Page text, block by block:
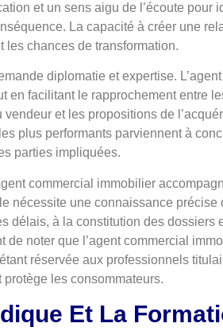
et un sens aigu de l’écoute pour
La capacité à créer une
les chances de transformation.
diplomatie et expertise.
en facilitant le rapprochement entre
et les propositions de
plus performants parviennent à
parties impliquées.
commercial immobilier
nécessite une connaissance
délais, à la constitution des
de noter que l’agent commercial
réservée aux professionnels
les consommateurs.
Et La